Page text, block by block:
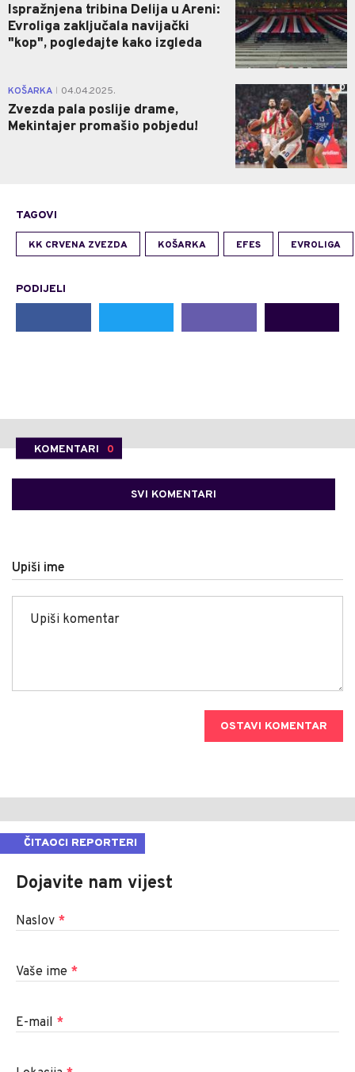
Ispražnjena tribina Delija u Areni:
Evroliga zaključala navijački
"kop", pogledajte kako izgleda
KOŠARKA 04.04.2025.
Zvezda pala poslije drame,
Mekintajer promašio pobjedu!
0
TAGOVI
KK CRVENA ZVEZDA KOŠARKA EFES EVROLIGA
PODIJELI
KOMENTARI 0
SVI KOMENTARI
Upiši ime
OSTAVI KOMENTAR
ČITAOCI REPORTERI
Dojavite nam vijest
Naslov *
Vaše ime *
E-mail *